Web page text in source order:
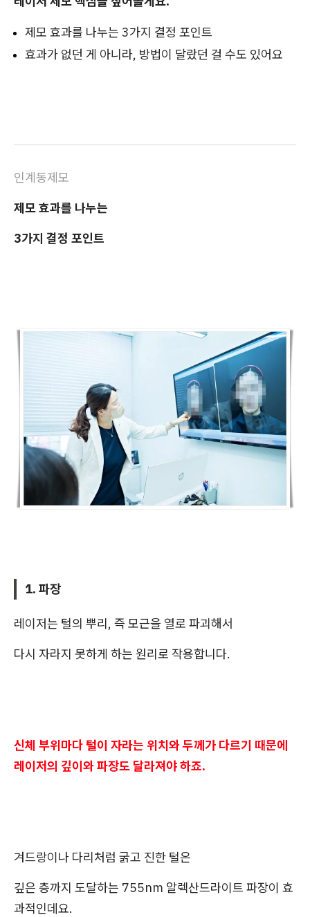
제모 효과를 나누는 3가지 결정 포인트
효과가 없던 게 아니라, 방법이 달랐던 걸 수도 있어요
인계동제모
제모 효과를 나누는
3가지 결정 포인트
1. 파장
레이저는 털의 뿌리, 즉 모근을 열로 파괴해서
다시 자라지 못하게 하는 원리로 작용합니다.
신체 부위마다 털이 자라는 위치와 두께가 다르기 때문에
레이저의 깊이와 파장도 달라져야 하죠.
겨드랑이나 다리처럼 굵고 진한 털은
깊은 층까지 도달하는 755nm 알렉산드라이트 파장이 효
과적인데요.